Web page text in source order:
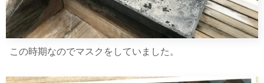
この時期なのでマスクをしていました。